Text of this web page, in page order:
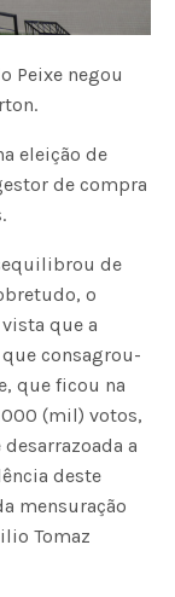
Peixe negou
eleição de
de compra
de
o
que a
consagrou-
que ficou na
(mil) votos,
a
deste
mensuração
Tomaz